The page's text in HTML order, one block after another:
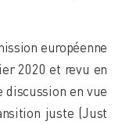
européenne
2020 et revu en
discussion en vue
juste (Just